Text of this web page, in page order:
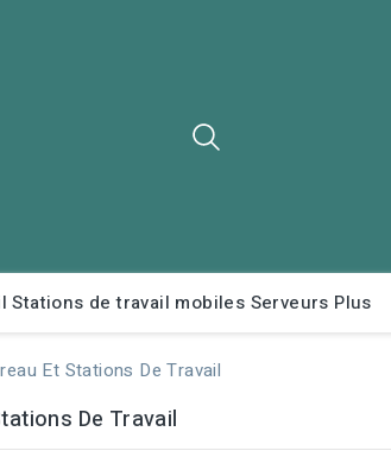
Stations de travail mobiles Serveurs Plus
Et Stations De Travail
De Travail